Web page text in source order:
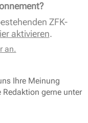
ZFK-
aktivieren.
an.
Ihre Meinung
gerne unter